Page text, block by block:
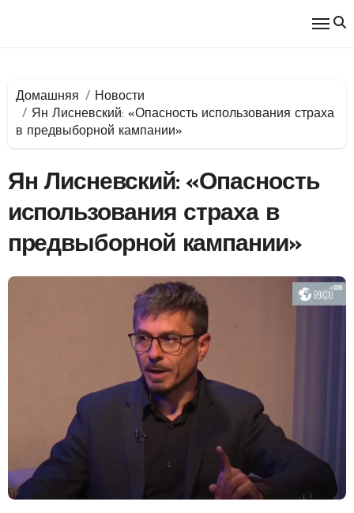
Домашняя
Новости
Ян Лисневский: «Опасность использования страха
в предвыборной кампании»
Ян Лисневский: «Опасность
использования страха в
предвыборной кампании»